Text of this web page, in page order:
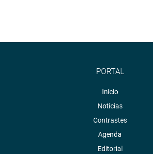
PORTAL
Inicio
Noticias
Contrastes
Agenda
Editorial